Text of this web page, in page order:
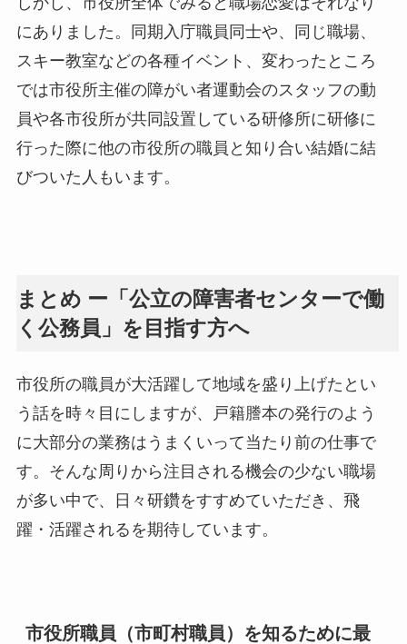
にありました。同期入庁職員同士や、同じ職場、
スキー教室などの各種イベント、変わったところ
では市役所主催の障がい者運動会のスタッフの動
員や各市役所が共同設置している研修所に研修に
行った際に他の市役所の職員と知り合い結婚に結
びついた人もいます。
まとめ ー「公立の障害者センターで働
く公務員」を目指す方へ
市役所の職員が大活躍して地域を盛り上げたとい
う話を時々目にしますが、戸籍謄本の発行のよう
に大部分の業務はうまくいって当たり前の仕事で
す。そんな周りから注目される機会の少ない職場
が多い中で、日々研鑽をすすめていただき、飛
躍・活躍されるを期待しています。
市役所職員（市町村職員）を知るために最